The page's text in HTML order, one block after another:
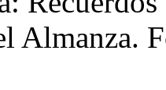
Almanza.